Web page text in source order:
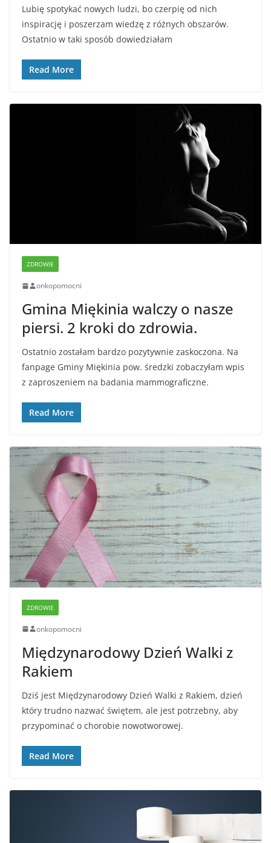
Lubię spotykać nowych ludzi, bo czerpię od nich
inspirację i poszerzam wiedzę z różnych obszarów.
Ostatnio w taki sposób dowiedziałam
Read More
ZDROWIE
onkopomocni
Gmina Miękinia walczy o nasze
piersi. 2 kroki do zdrowia.
Ostatnio zostałam bardzo pozytywnie zaskoczona. Na
fanpage Gminy Miękinia pow. średzki zobaczyłam wpis
z zaproszeniem na badania mammograficzne.
Read More
ZDROWIE
onkopomocni
Międzynarodowy Dzień Walki z
Rakiem
Dziś jest Międzynarodowy Dzień Walki z Rakiem, dzień
który trudno nazwać świętem, ale jest potrzebny, aby
przypominać o chorobie nowotworowej.
Read More